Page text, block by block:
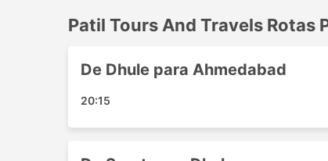
viajantes irão ajudá-lo a escolher a
Estações Populares da Patil
As principais estações contempladas
Patil Tours And Travels Rotas
De Dhule para Ahmedabad
20:15